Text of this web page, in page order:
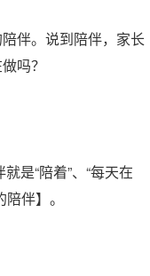
伴。说到陪伴，家长
吗？
是“陪着”、“每天在
伴】。